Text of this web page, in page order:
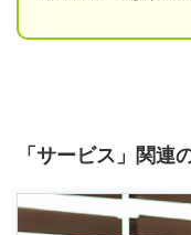
「サービス」関連